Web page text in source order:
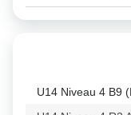
U14 Niveau 4 B9